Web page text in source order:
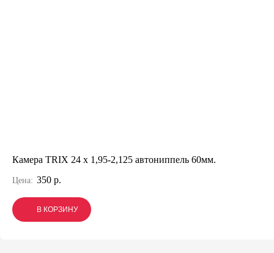
Камера TRIX 24 x 1,95-2,125 автониппель 60мм.
Цена: 350 р.
В КОРЗИНУ
В КОРЗИНУ
В КОРЗИНУ